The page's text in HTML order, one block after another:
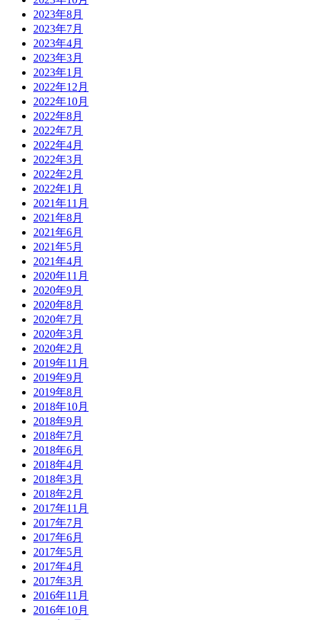
2023年8月
2023年7月
2023年4月
2023年3月
2023年1月
2022年12月
2022年10月
2022年8月
2022年7月
2022年4月
2022年3月
2022年2月
2022年1月
2021年11月
2021年8月
2021年6月
2021年5月
2021年4月
2020年11月
2020年9月
2020年8月
2020年7月
2020年3月
2020年2月
2019年11月
2019年9月
2019年8月
2018年10月
2018年9月
2018年7月
2018年6月
2018年4月
2018年3月
2018年2月
2017年11月
2017年7月
2017年6月
2017年5月
2017年4月
2017年3月
2016年11月
2016年10月